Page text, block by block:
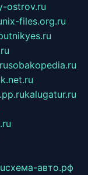
ostrov.ru
nix-files.org.ru
sobakopedia.ru
kalugatur.ru
схема-авто.рф